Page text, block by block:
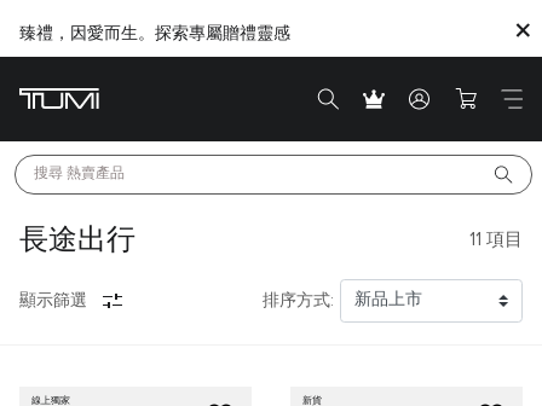
臻禮，因愛而生。探索專屬贈禮靈感
搜尋 熱賣產品
長途出行 11 項目
顯示篩選 排序方式:
線上獨家 新貨